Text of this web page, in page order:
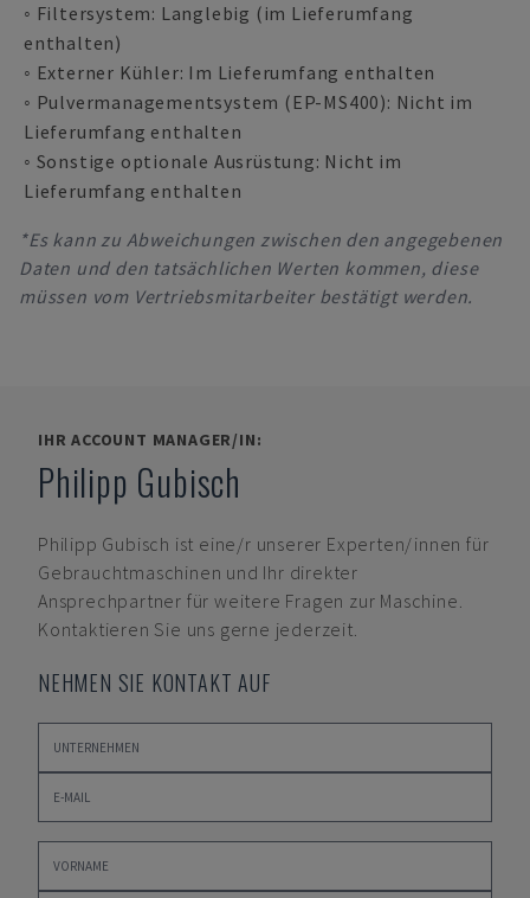
◦ Filtersystem: Langlebig (im Lieferumfang
enthalten)
◦ Externer Kühler: Im Lieferumfang enthalten
◦ Pulvermanagementsystem (EP-MS400): Nicht im
Lieferumfang enthalten
◦ Sonstige optionale Ausrüstung: Nicht im
Lieferumfang enthalten
*Es kann zu Abweichungen zwischen den angegebenen
Daten und den tatsächlichen Werten kommen, diese
müssen vom Vertriebsmitarbeiter bestätigt werden.
IHR ACCOUNT MANAGER/IN:
Philipp Gubisch
Philipp Gubisch ist eine/r unserer Experten/innen für
Gebrauchtmaschinen und Ihr direkter
Ansprechpartner für weitere Fragen zur Maschine.
Kontaktieren Sie uns gerne jederzeit.
NEHMEN SIE KONTAKT AUF